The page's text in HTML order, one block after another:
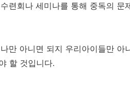
련회나 세미나를 통해 중독의 문
만 아니면 되지 우리아이들만 아
할 것입니다.